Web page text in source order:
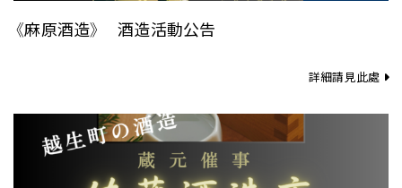
《麻原酒造》 酒造活動公告
詳細請見此處